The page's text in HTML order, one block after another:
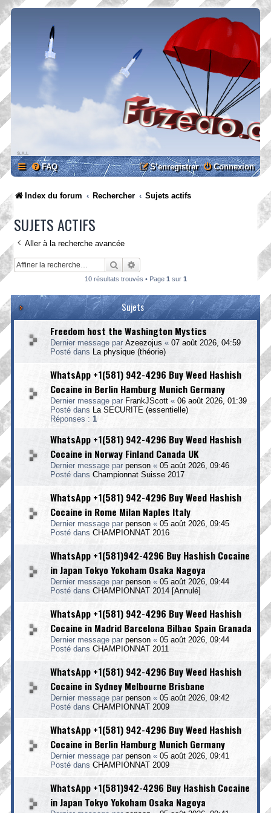
FAQ Connexion
S’enregistrer
Index du forum Rechercher Sujets actifs
SUJETS ACTIFS
Aller à la recherche avancée
Rechercher
10 résultats trouvés • Page 1 sur 1
Sujets
Freedom host the Washington Mystics
Dernier message par Azeezojus « 07 août 2026, 04:59
Posté dans
La physique (théorie)
WhatsApp +1(581) 942-4296 Buy Weed Hashish
Cocaine in Berlin Hamburg Munich Germany
Dernier message par FrankJScott « 06 août 2026, 01:39
Posté dans
La SECURITE (essentielle)
Réponses : 1
WhatsApp +1(581) 942-4296 Buy Weed Hashish
Cocaine in Norway Finland Canada UK
Dernier message par penson « 05 août 2026, 09:46
Posté dans Championnat Suisse 2017
WhatsApp +1(581) 942-4296 Buy Weed Hashish
Cocaine in Rome Milan Naples Italy
Dernier message par penson « 05 août 2026, 09:45
Posté dans CHAMPIONNAT 2016
WhatsApp +1(581)942-4296 Buy Hashish Cocaine
in Japan Tokyo Yokoham Osaka Nagoya
Dernier message par penson « 05 août 2026, 09:44
Posté dans CHAMPIONNAT 2014 [Annulé]
WhatsApp +1(581) 942-4296 Buy Weed Hashish
Cocaine in Madrid Barcelona Bilbao Spain Granada
Dernier message par penson « 05 août 2026, 09:44
Posté dans CHAMPIONNAT 2011
WhatsApp +1(581) 942-4296 Buy Weed Hashish
Cocaine in Sydney Melbourne Brisbane
Dernier message par penson « 05 août 2026, 09:42
Posté dans CHAMPIONNAT 2009
WhatsApp +1(581) 942-4296 Buy Weed Hashish
Cocaine in Berlin Hamburg Munich Germany
Dernier message par penson « 05 août 2026, 09:41
Posté dans CHAMPIONNAT 2009
WhatsApp +1(581)942-4296 Buy Hashish Cocaine
in Japan Tokyo Yokoham Osaka Nagoya